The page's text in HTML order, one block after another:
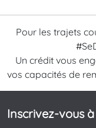
Pour les trajets
Un crédit vous
vos capacités de
Inscrivez-vous